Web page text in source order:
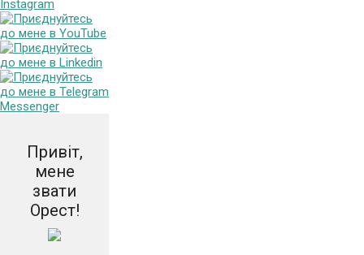
Привіт,
мене
звати
Орест!